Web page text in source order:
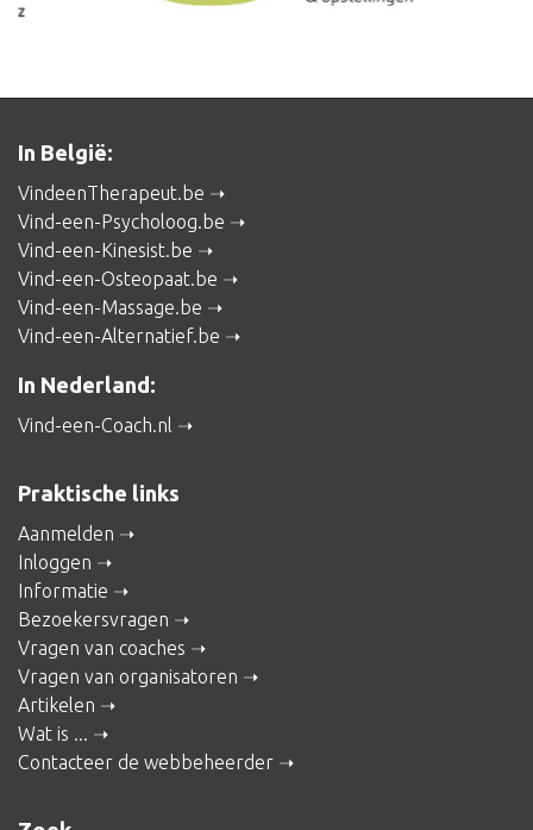
In België:
VindeenTherapeut.be
Vind-een-Psycholoog.be
Vind-een-Kinesist.be
Vind-een-Osteopaat.be
Vind-een-Massage.be
Vind-een-Alternatief.be
In Nederland:
Vind-een-Coach.nl
Praktische links
Aanmelden
Inloggen
Informatie
Bezoekersvragen
Vragen van coaches
Vragen van organisatoren
Artikelen
Wat is ...
Contacteer de webbeheerder